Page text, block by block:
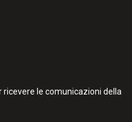
le comunicazioni della